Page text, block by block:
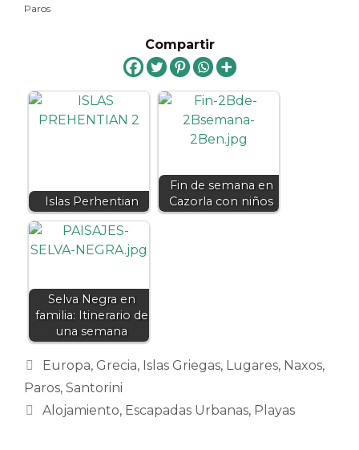
Paros
Compartir
Islas Perhentian
Fin de semana en
Cazorla con niños
Selva Negra en
familia: Itinerario de
una semana
Categorías
Europa, Grecia, Islas Griegas, Lugares, Naxos,
Paros, Santorini
Etiquetas
Alojamiento, Escapadas Urbanas, Playas